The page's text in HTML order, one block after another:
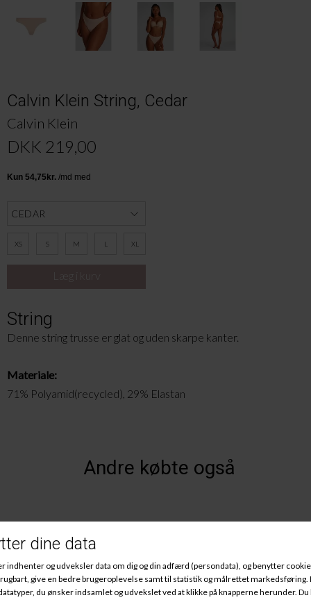
Calvin Klein String, Cedar
Calvin Klein
DKK 219,00
XS S M L XL
String
Denne string trusse er glat og uden skarpe kanter.
Materiale:
71% Polyamid(recycled), 29% Elastan
Andre købte også